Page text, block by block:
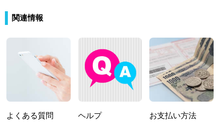
関連情報
よくある質問 ヘルプ お支払い方法